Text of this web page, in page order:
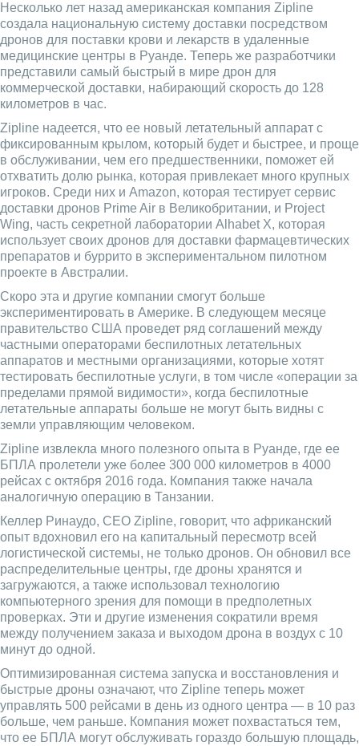
Несколько лет назад американская компания Zipline
создала национальную систему доставки посредством
дронов для поставки крови и лекарств в удаленные
медицинские центры в Руанде. Теперь же разработчики
представили самый быстрый в мире дрон для
коммерческой доставки, набирающий скорость до 128
километров в час.
Zipline надеется, что ее новый летательный аппарат с
фиксированным крылом, который будет и быстрее, и проще
в обслуживании, чем его предшественники, поможет ей
отхватить долю рынка, которая привлекает много крупных
игроков. Среди них и Amazon, которая тестирует сервис
доставки дронов Prime Air в Великобритании, и Project
Wing, часть секретной лаборатории Alhabet X, которая
использует своих дронов для доставки фармацевтических
препаратов и буррито в экспериментальном пилотном
проекте в Австралии.
Скоро эта и другие компании смогут больше
экспериментировать в Америке. В следующем месяце
правительство США проведет ряд соглашений между
частными операторами беспилотных летательных
аппаратов и местными организациями, которые хотят
тестировать беспилотные услуги, в том числе «операции за
пределами прямой видимости», когда беспилотные
летательные аппараты больше не могут быть видны с
земли управляющим человеком.
Zipline извлекла много полезного опыта в Руанде, где ее
БПЛА пролетели уже более 300 000 километров в 4000
рейсах с октября 2016 года. Компания также начала
аналогичную операцию в Танзании.
Келлер Ринаудо, CEO Zipline, говорит, что африканский
опыт вдохновил его на капитальный пересмотр всей
логистической системы, не только дронов. Он обновил все
распределительные центры, где дроны хранятся и
загружаются, а также использовал технологию
компьютерного зрения для помощи в предполетных
проверках. Эти и другие изменения сократили время
между получением заказа и выходом дрона в воздух с 10
минут до одной.
Оптимизированная система запуска и восстановления и
быстрые дроны означают, что Zipline теперь может
управлять 500 рейсами в день из одного центра — в 10 раз
больше, чем раньше. Компания может похвастаться тем,
что ее БПЛА могут обслуживать гораздо большую площадь,